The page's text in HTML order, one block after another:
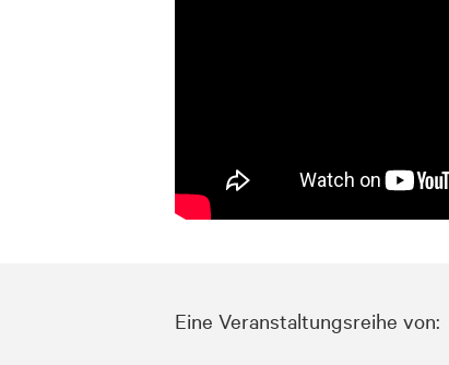
Eine Veranstaltungsreihe von: